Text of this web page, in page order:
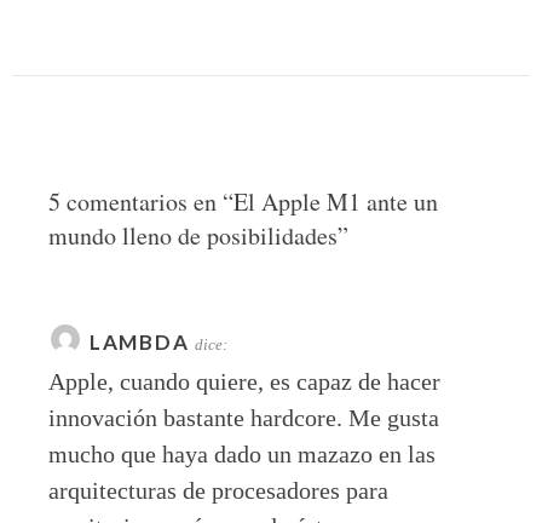
5 comentarios en “El Apple M1 ante un
mundo lleno de posibilidades”
LAMBDA dice:
Apple, cuando quiere, es capaz de hacer
innovación bastante hardcore. Me gusta
mucho que haya dado un mazazo en las
arquitecturas de procesadores para